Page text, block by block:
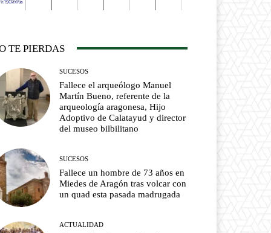
TE PIERDAS
SUCESOS
Fallece el arqueólogo Manuel
Martín Bueno, referente de la
arqueología aragonesa, Hijo
Adoptivo de Calatayud y director
del museo bilbilitano
SUCESOS
Fallece un hombre de 73 años en
Miedes de Aragón tras volcar con
un quad esta pasada madrugada
ACTUALIDAD